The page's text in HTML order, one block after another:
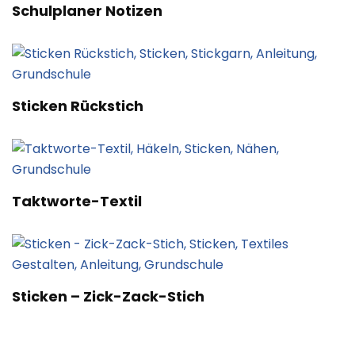
Schulplaner Notizen
Sticken Rückstich
Taktworte-Textil
Sticken – Zick-Zack-Stich